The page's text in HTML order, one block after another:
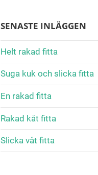
SENASTE INLÄGGEN
Helt rakad fitta
Suga kuk och slicka fitta
En rakad fitta
Rakad kåt fitta
Slicka våt fitta